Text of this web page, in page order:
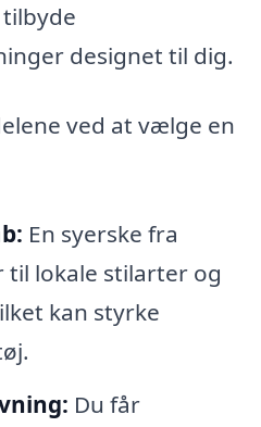
designet til dig.
ved at vælge en
En syerske fra
lokale stilarter og
kan styrke
Du får